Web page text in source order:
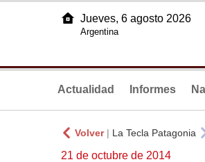
Jueves, 6 agosto 2026
Argentina
Actualidad Informes
Volver| La Tecla Patagonia
21 de octubre de 2014